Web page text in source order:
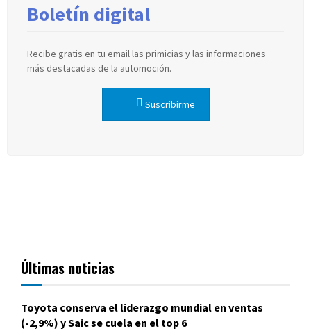
Boletín digital
Recibe gratis en tu email las primicias y las informaciones
más destacadas de la automoción.
Suscribirme
Últimas noticias
Toyota conserva el liderazgo mundial en ventas
(-2,9%) y Saic se cuela en el top 6